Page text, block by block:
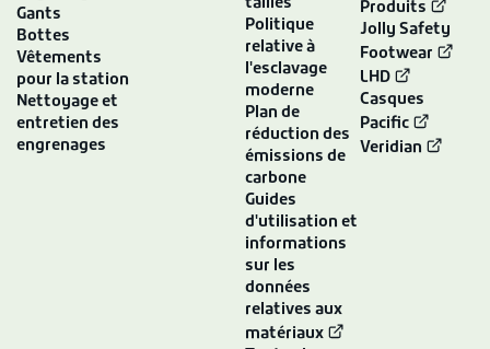
Gants
Bottes
Vêtements
pour la station
Nettoyage et
entretien des
engrenages
tailles
Politique
relative à
l'esclavage
moderne
Plan de
réduction des
émissions de
carbone
Guides
d'utilisation et
informations
sur les
données
relatives aux
matériaux
Produits
Jolly Safety
Footwear
LHD
Casques
Pacific
Veridian